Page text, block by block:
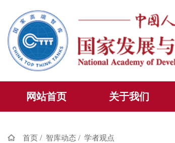
网站首页 关于我们
首页 / 智库动态 / 学者观点